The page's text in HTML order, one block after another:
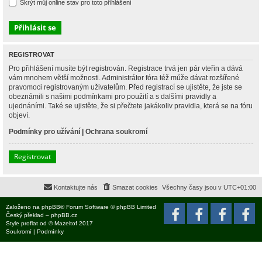
Skrýt můj online stav pro toto přihlášení
REGISTROVAT
Pro přihlášení musíte být registrován. Registrace trvá jen pár vteřin a dává
vám mnohem větší možnosti. Administrátor fóra též může dávat rozšířené
pravomoci registrovaným uživatelům. Před registrací se ujistěte, že jste se
obeznámili s našimi podmínkami pro použití a s dalšími pravidly a
ujednáními. Také se ujistěte, že si přečtete jakákoliv pravidla, která se na fóru
objeví.
Podmínky pro užívání | Ochrana soukromí
Registrovat
Všechny časy jsou v UTC+01:00
Smazat cookies
Kontaktujte nás
Založeno na phpBB® Forum Software © phpBB Limited
Český překlad – phpBB.cz
Style proflat od ©Mazeltof 2017
Soukromí | Podmínky